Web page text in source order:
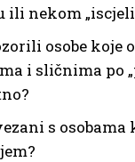
nekom
osobe koje
i sličnima po
s osobama